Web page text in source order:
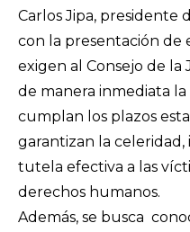
Carlos Jipa, presidente
con la presentación de
exigen al Consejo de
de manera inmediata
cumplan los plazos
garantizan la celeridad,
tutela efectiva a las
derechos humanos.
Además, se busca